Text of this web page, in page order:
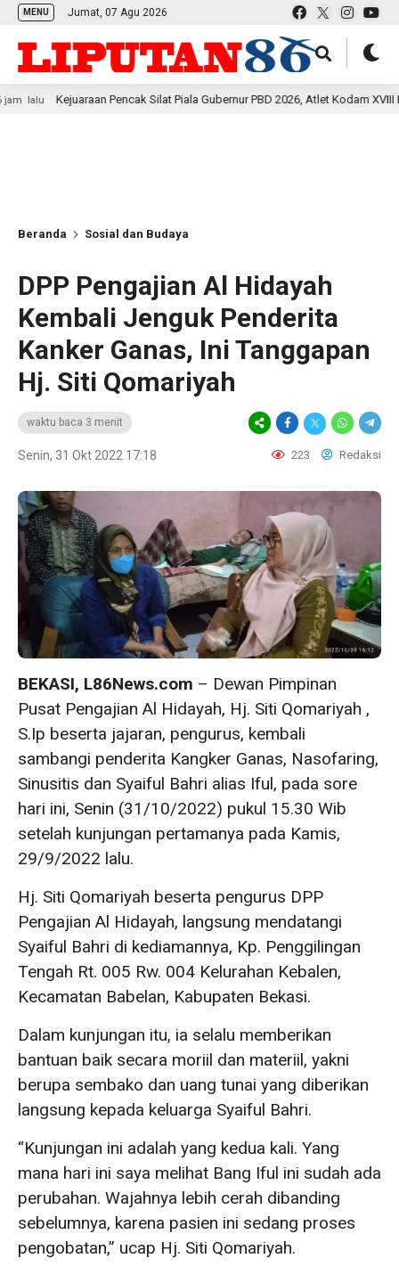
MENU Jumat, 07 Agu 2026
Pencak Silat Piala Gubernur PBD 2026, Atlet Kodam XVIII Kasuari
Beranda Sosial dan Budaya
DPP Pengajian Al Hidayah
Kembali Jenguk Penderita
Kanker Ganas, Ini Tanggapan
Hj. Siti Qomariyah
waktu baca 3 menit
Senin, 31 Okt 2022 17:18 223 Redaksi
BEKASI, L86News.com – Dewan Pimpinan
Pusat Pengajian Al Hidayah, Hj. Siti Qomariyah ,
S.Ip beserta jajaran, pengurus, kembali
sambangi penderita Kangker Ganas, Nasofaring,
Sinusitis dan Syaiful Bahri alias Iful, pada sore
hari ini, Senin (31/10/2022) pukul 15.30 Wib
setelah kunjungan pertamanya pada Kamis,
29/9/2022 lalu.
Hj. Siti Qomariyah beserta pengurus DPP
Pengajian Al Hidayah, langsung mendatangi
Syaiful Bahri di kediamannya, Kp. Penggilingan
Tengah Rt. 005 Rw. 004 Kelurahan Kebalen,
Kecamatan Babelan, Kabupaten Bekasi.
Dalam kunjungan itu, ia selalu memberikan
bantuan baik secara moriil dan materiil, yakni
berupa sembako dan uang tunai yang diberikan
langsung kepada keluarga Syaiful Bahri.
“Kunjungan ini adalah yang kedua kali. Yang
mana hari ini saya melihat Bang Iful ini sudah ada
perubahan. Wajahnya lebih cerah dibanding
sebelumnya, karena pasien ini sedang proses
pengobatan,” ucap Hj. Siti Qomariyah.